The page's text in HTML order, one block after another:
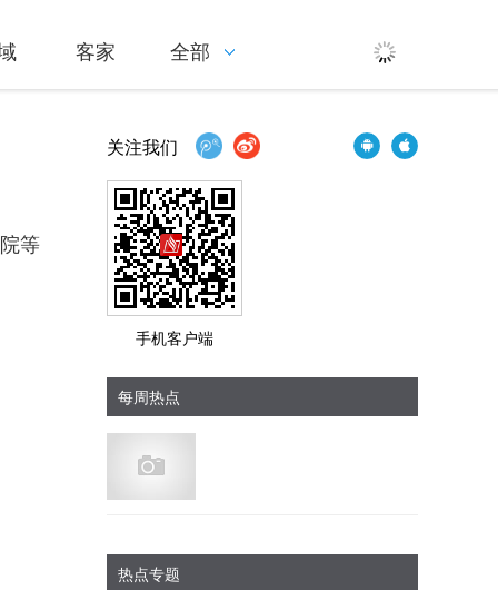
客家 全部
等
关注我们
手机客户端
每周热点
热点专题